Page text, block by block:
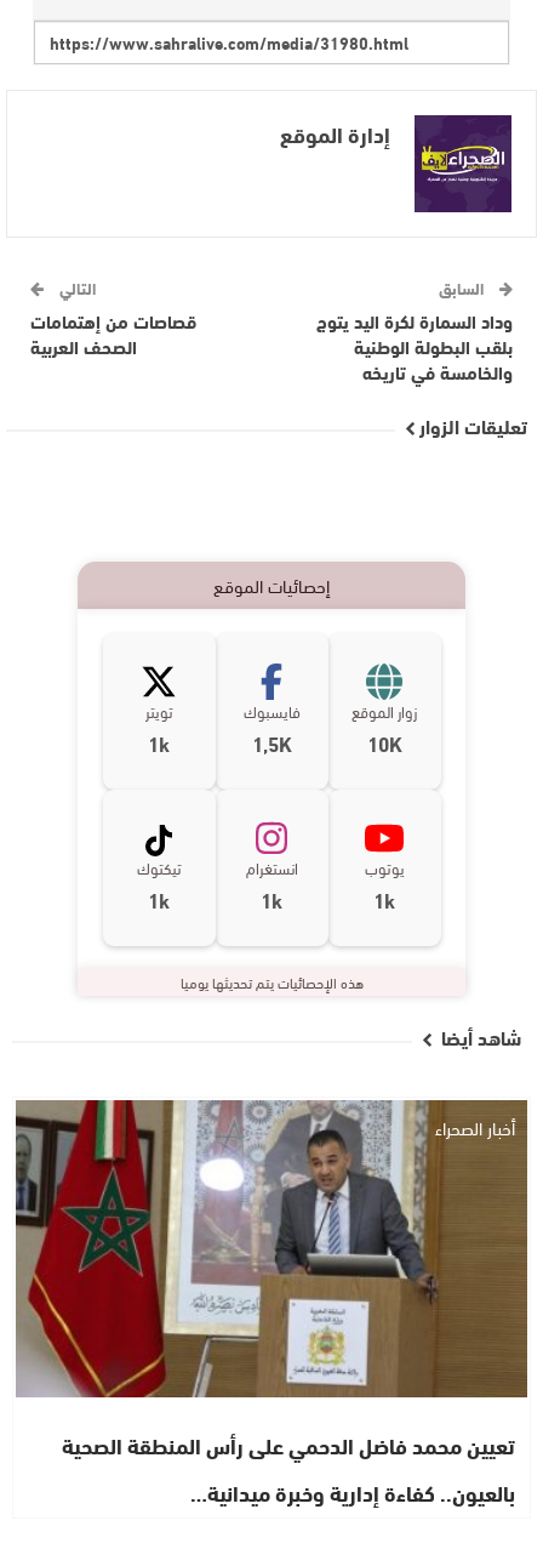
إدارة الموقع
السابق
وداد السمارة لكرة اليد يتوج
بلقب البطولة الوطنية
والخامسة في تاريخه
التالي
قصاصات من إهتمامات
الصحف العربية
تعليقات الزوار
إحصائيات الموقع
زوار الموقع
10K
فايسبوك
1,5K
تويتر
1k
يوتوب
1k
انستغرام
1k
تيكتوك
1k
هذه الإحصائيات يتم تحديثها يوميا
شاهد أيضا
أخبار الصحراء
تعيين محمد فاضل الدحمي على رأس المنطقة الصحية
بالعيون.. كفاءة إدارية وخبرة ميدانية…